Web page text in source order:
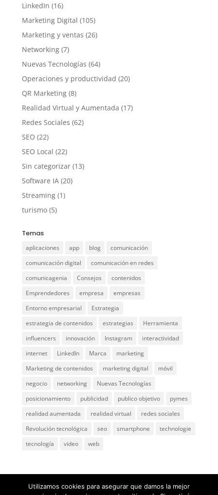
LinkedIn (16)
Marketing Digital (105)
Marketing y ventas (26)
Networking(7)
Nuevas Tecnologías (64)
Operaciones y productividad (20)
QR Marketing(8)
Realidad Virtual y Aumentada (17)
Redes Sociales (62)
SEO (22)
SEO Local (22)
Sin categorizar(13)
Software IA(20)
Streaming(1)
turismo(5)
Temas
aplicaciones app blog
comunicación
comunicación digital
comunicación en redes
comunicagenia
Consejos
contenidos
Emprendedores
empresa
empresas
Entorno empresarial
Estrategia
estrategia de contenidos
estrategias
Herramienta
influencers
innovación Instagram
interactividad
internet
LinkedIn Marca
marketing
Marketing de contenidos
marketing digital
móvil
negocio
networking
Nuevas Tecnologías
posicionamiento
publicidad publico objetivo
pymes
realidad aumentada
realidad virtual
redes sociales
Revolución tecnológica
seo smartphone
technologie
tecnología
video web
Utilizamos cookies para asegurar que damos la mejor